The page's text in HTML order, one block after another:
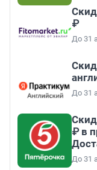
₽
До 31
До 31
₽ в
До 31